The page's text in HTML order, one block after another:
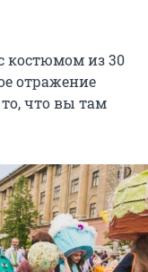
костюмом из 30
отражение
что вы там